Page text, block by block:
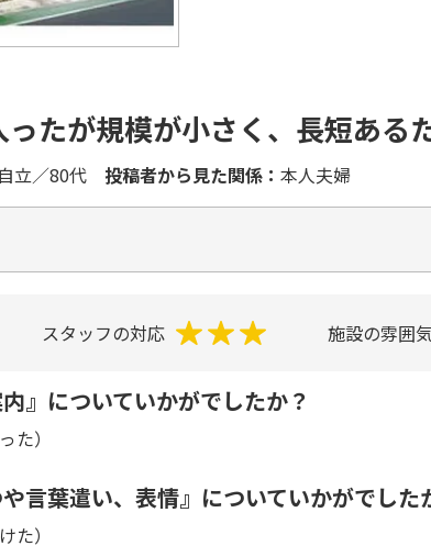
たが規模が小さく、長短ある
立／80代 投稿者から見た関係： 本人夫婦
スタッフの対応 施設の雰囲
』についていかがでしたか？
た）
言葉遣い、表情』についていかがでした
た）